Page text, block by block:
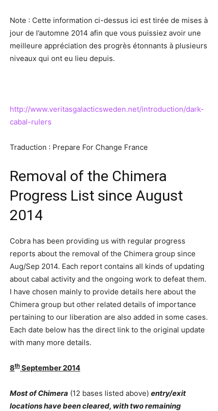
Note : Cette information ci-dessus ici est tirée de mises à
jour de l’automne 2014 afin que vous puissiez avoir une
meilleure appréciation des progrès étonnants à plusieurs
niveaux qui ont eu lieu depuis.
http://www.veritasgalacticsweden.net/introduction/dark-
cabal-rulers
Traduction : Prepare For Change France
Removal of the Chimera
Progress List since August
2014
Cobra has been providing us with regular progress
reports about the removal of the Chimera group since
Aug/Sep 2014. Each report contains all kinds of updating
about cabal activity and the ongoing work to defeat them.
I have chosen mainly to provide details here about the
Chimera group but other related details of importance
pertaining to our liberation are also added in some cases.
Each date below has the direct link to the original update
with many more details.
8th September 2014
Mostof Chimera (12 bases listed above) entry/exit
locations have been cleared, with two remaining